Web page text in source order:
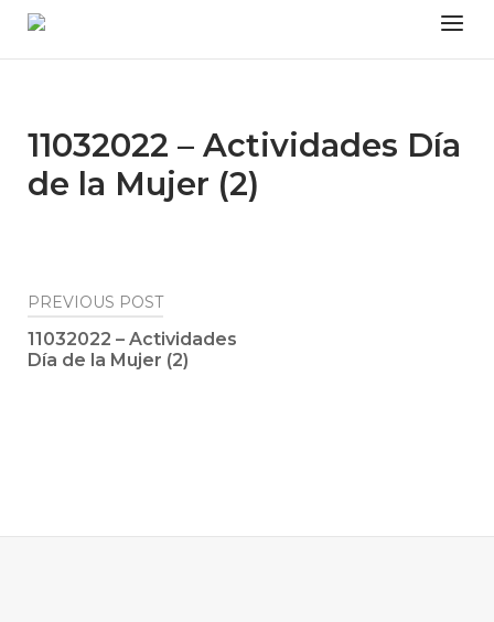
Skip
Menu
11032022 – Actividades Día
de la Mujer (2)
Post
navigation
PREVIOUS POST
11032022 – Actividades
Día de la Mujer (2)